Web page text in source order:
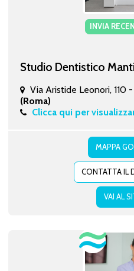
INVIA
Studio Dentistico
Via Aristide Leonori, 110 -
(Roma)
Clicca qui per
MAPPA
CONTATTA IL
VAI AL